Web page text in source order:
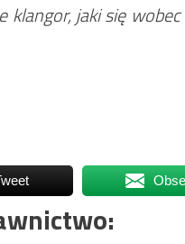
klangor, jaki się